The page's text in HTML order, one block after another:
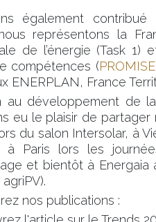
également
nous représentons la
de l’énergie (Task
compétences (PROMISE
ENERPLAN, France
au développement de
eu le plaisir de
du salon Intersolar, à
à Paris lors les
et bientôt à
nos publications :